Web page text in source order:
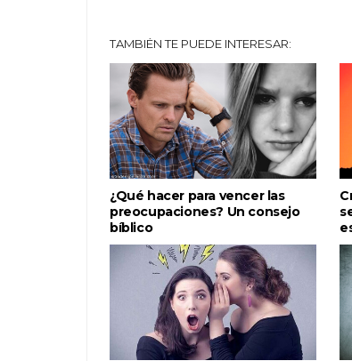
TAMBIÉN TE PUEDE INTERESAR:
¿Qué hacer para vencer las
preocupaciones? Un consejo
bíblico